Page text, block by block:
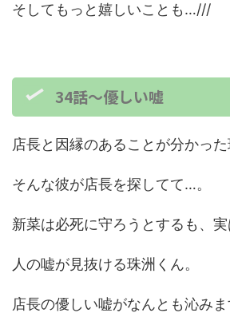
そしてもっと嬉しいことも…///
34話～優しい嘘
店長と因縁のあることが分かった
そんな彼が店長を探してて…。
新菜は必死に守ろうとするも、実
人の嘘が見抜ける珠洲くん。
店長の優しい嘘がなんとも沁みま